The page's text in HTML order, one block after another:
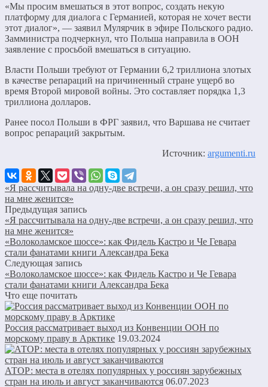
«Мы просим вмешаться в этот вопрос, создать некую
платформу для диалога с Германией, которая не хочет вести
этот диалог», — заявил Мулярчик в эфире Польского радио.
Замминистра подчеркнул, что Польша направила в ООН
заявление с просьбой вмешаться в ситуацию.
Власти Польши требуют от Германии 6,2 триллиона злотых
в качестве репараций на причиненный стране ущерб во
время Второй мировой войны. Это составляет порядка 1,3
триллиона долларов.
Ранее посол Польши в ФРГ заявил, что Варшава не считает
вопрос репараций закрытым.
Источник:argumenti.ru
«Я рассчитывала на одну-две встречи, а он сразу решил, что
на мне женится»
Предыдущая запись
«Я рассчитывала на одну-две встречи, а он сразу решил, что
на мне женится»
«Волоколамское шоссе»: как Фидель Кастро и Че Гевара
стали фанатами книги Александра Бека
Следующая запись
«Волоколамское шоссе»: как Фидель Кастро и Че Гевара
стали фанатами книги Александра Бека
Что еще почитать
Россия рассматривает выход из Конвенции ООН по
морскому праву в Арктике 19.03.2024
АТОР: места в отелях популярных у россиян зарубежных
стран на июль и август заканчиваются 06.07.2023